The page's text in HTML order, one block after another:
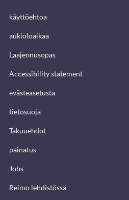
käyttöehtoa
aukioloaikaa
Laajennusopas
Accessibility statement
evästeasetusta
tietosuoja
Takuuehdot
painatus
Jobs
Reimo lehdistössä